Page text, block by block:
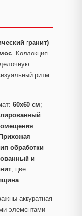
гранит)
. Коллекция
ритм
60x60 см;
обработки
и
; цвет:
.
аккуратная
элементами